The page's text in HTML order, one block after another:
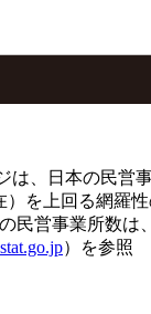
は、日本の民営
）を上回る網羅
民営事業所数は
）を参照